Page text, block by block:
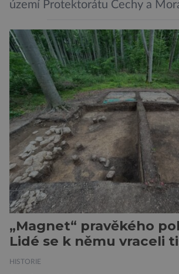
území Protektorátu Čechy a
v Hodoníně u Kunštátu. Jeho
nedávno odkrývány archeology.
1400 Romů a Sintů, kteří byli v
internováni, v něm vydechli
čekal transport do […]
„Magnet“ pravěkého
Lidé se k němu vraceli
HISTORIE